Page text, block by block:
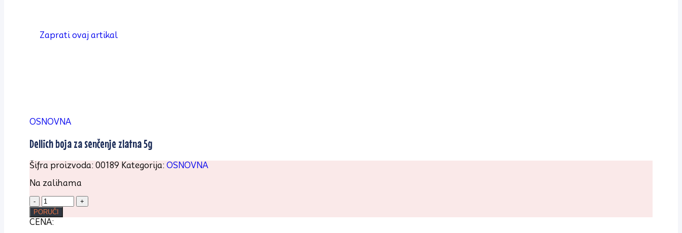
Zaprati ovaj artikal
OSNOVNA
Dellich boja za senčenje zlatna 5g
Šifra proizvoda: 00189 Kategorija: OSNOVNA
Na zalihama
Dellich
boja
za
PORUČI
CENA: